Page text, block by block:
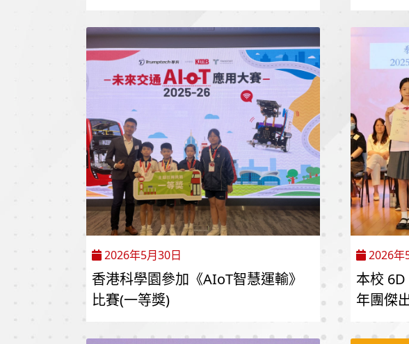
2026年5月30日
香港科學園參加《AIoT智慧運輸》
比賽(一等獎)
2026年
本校
年團傑